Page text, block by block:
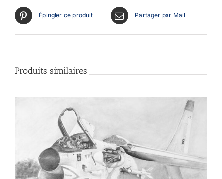
Épingler ce produit Partager par Mail
Produits similaires